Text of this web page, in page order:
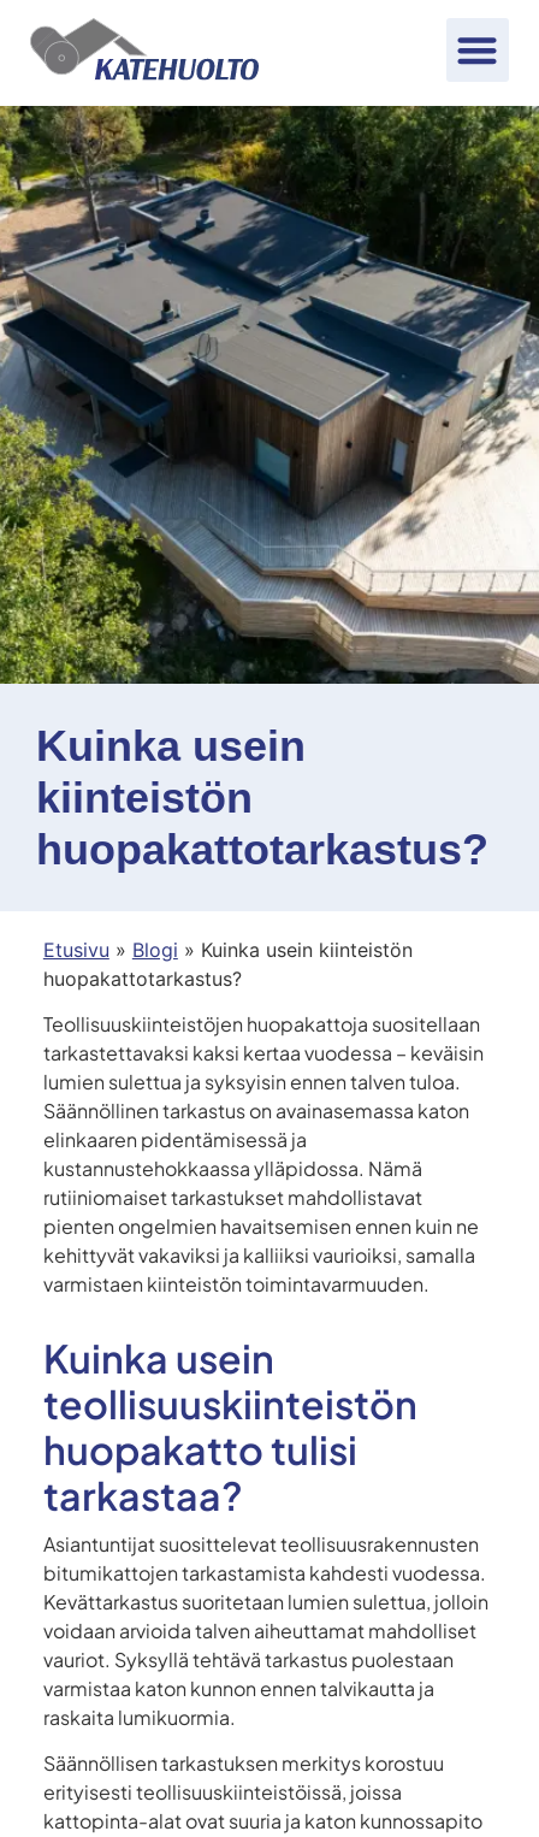
Kuinka usein
kiinteistön
huopakattotarkastus?
Etusivu » Blogi » Kuinka usein kiinteistön
huopakattotarkastus?
Teollisuuskiinteistöjen huopakattoja suositellaan
tarkastettavaksi kaksi kertaa vuodessa – keväisin
lumien sulettua ja syksyisin ennen talven tuloa.
Säännöllinen tarkastus on avainasemassa katon
elinkaaren pidentämisessä ja
kustannustehokkaassa ylläpidossa. Nämä
rutiiniomaiset tarkastukset mahdollistavat
pienten ongelmien havaitsemisen ennen kuin ne
kehittyvät vakaviksi ja kalliiksi vaurioiksi, samalla
varmistaen kiinteistön toimintavarmuuden.
Kuinka usein
teollisuuskiinteistön
huopakatto tulisi
tarkastaa?
Asiantuntijat suosittelevat teollisuusrakennusten
bitumikattojen tarkastamista kahdesti vuodessa.
Kevättarkastus suoritetaan lumien sulettua, jolloin
voidaan arvioida talven aiheuttamat mahdolliset
vauriot. Syksyllä tehtävä tarkastus puolestaan
varmistaa katon kunnon ennen talvikautta ja
raskaita lumikuormia.
Säännöllisen tarkastuksen merkitys korostuu
erityisesti teollisuuskiinteistöissä, joissa
kattopinta-alat ovat suuria ja katon kunnossapito